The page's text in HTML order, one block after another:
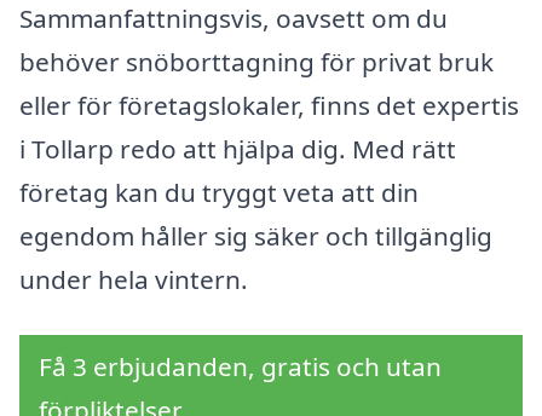
Sammanfattningsvis, oavsett om du
behöver snöborttagning för privat bruk
eller för företagslokaler, finns det expertis
i Tollarp redo att hjälpa dig. Med rätt
företag kan du tryggt veta att din
egendom håller sig säker och tillgänglig
under hela vintern.
Få 3 erbjudanden, gratis och utan